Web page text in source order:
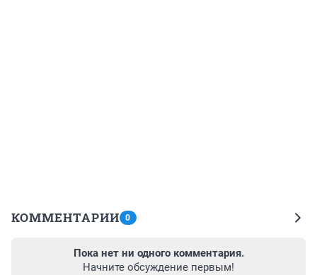
КОММЕНТАРИИ 0
Пока нет ни одного комментария.
Начните обсуждение первым!